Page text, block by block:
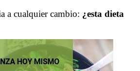
a cualquier cambio: ¿esta dieta